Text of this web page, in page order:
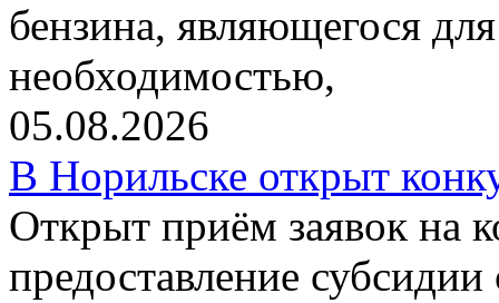
бензина, являющегося
необходимостью,
05.08.2026
В Норильске открыт
Открыт приём заявок на
предоставление